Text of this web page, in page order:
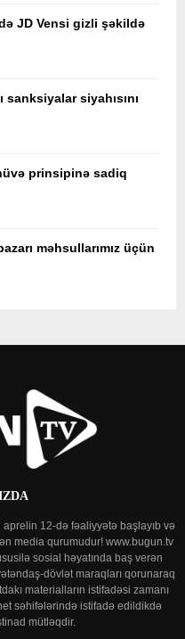
JD Vensi gizli şəkildə
siyahısını
prinsipinə sadiq
məhsullarımız üçün
12-də fəaliyyətə başlayıb və
media qurumudur! www.bugun.tv
sosial həyatında baş verən
dövlət maraqları qorunaraq
materialların istifadəsi zamanı
səhifələrində istifadə edildikdə
mütləqdir.